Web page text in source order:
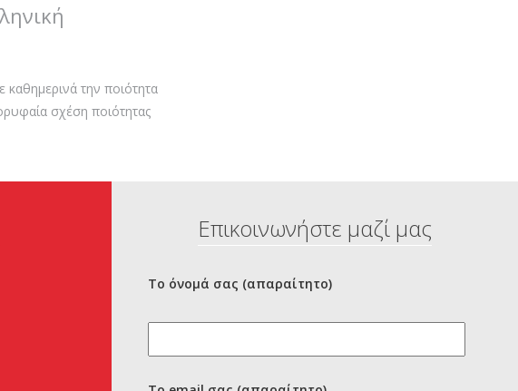
την ποιότητα
σχέση ποιότητας
Επικοινωνήστε μαζί μας
Το όνομά σας (απαραίτητο)